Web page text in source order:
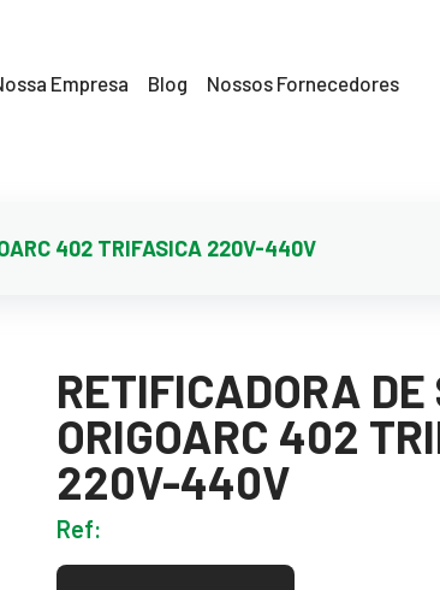
Empresa Blog Nossos Fornecedores
402 TRIFASICA 220V-440V
RETIFICADORA
ORIGOARC 402
220V-440V
Ref: